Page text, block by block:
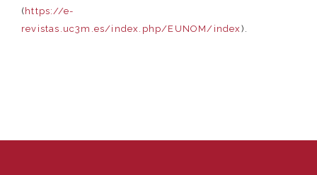
( https://e-
revistas.uc3m.es/index.php/EUNOM/index ).